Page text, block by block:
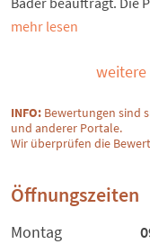
mehr lesen
weitere
INFO: Bewertungen sind
und anderer Portale.
Wir überprüfen die
Öffnungszeiten
Montag